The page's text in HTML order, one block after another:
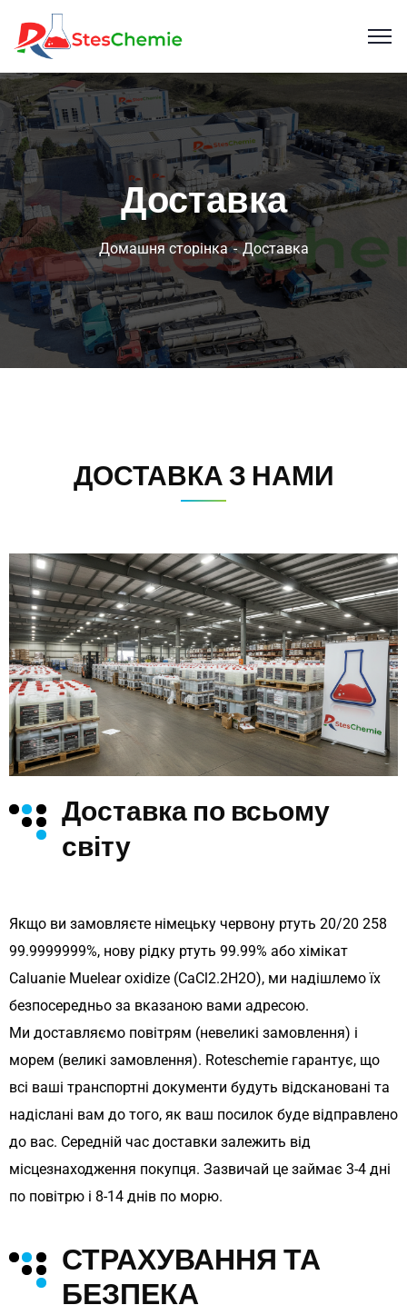
Доставка
Домашня сторінка Доставка
ДОСТАВКА З НАМИ
Доставка по всьому
світу
Якщо ви замовляєте німецьку червону ртуть 20/20 258
99.9999999%, нову рідку ртуть 99.99% або хімікат
Caluanie Muelear oxidize (CaCl2.2H2O), ми надішлемо їх
безпосередньо за вказаною вами адресою.
Ми доставляємо повітрям (невеликі замовлення) і
морем (великі замовлення). Roteschemie гарантує, що
всі ваші транспортні документи будуть відскановані та
надіслані вам до того, як ваш посилок буде відправлено
до вас. Середній час доставки залежить від
місцезнаходження покупця. Зазвичай це займає 3-4 дні
по повітрю і 8-14 днів по морю.
СТРАХУВАННЯ ТА
БЕЗПЕКА